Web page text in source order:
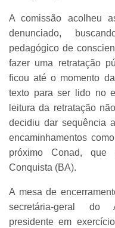
A comissão acolheu
denunciado,
pedagógico de
fazer uma retratação
ficou até o momento
texto para ser lido no
leitura da retratação
decidiu dar sequência
encaminhamentos
próximo Conad,
Conquista (BA).
A mesa de
secretária-geral do
presidente em